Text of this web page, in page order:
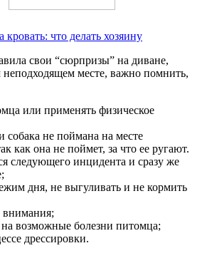
что делать хозяину
свои “сюрпризы” на диване,
неподходящем месте, важно помнить,
или применять физическое
собака не поймана на месте
как она не поймет, за что ее ругают.
следующего инцидента и сразу же
дня, не выгуливать и не кормить
внимания;
на возможные болезни питомца;
дрессировки.